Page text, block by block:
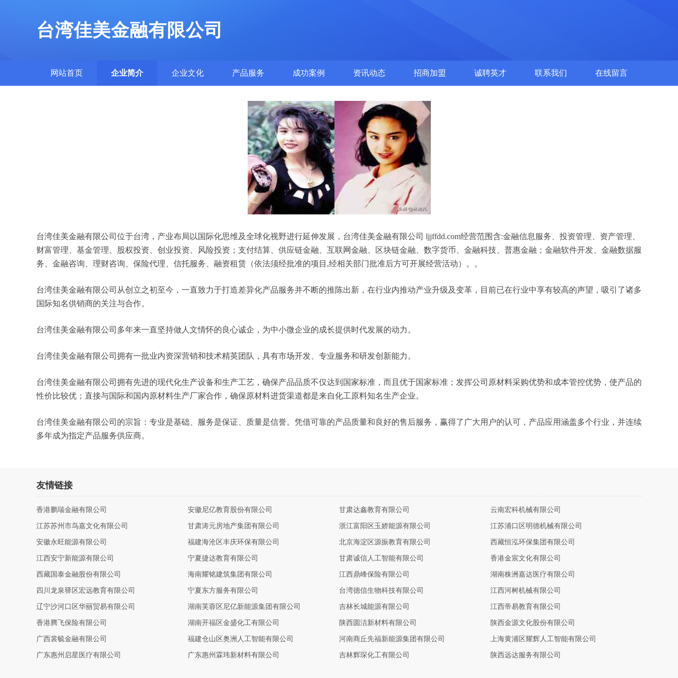
台湾佳美金融有限公司
网站首页 企业简介 企业文化 产品服务 成功案例 资讯动态 招商加盟 诚聘英才 联系我们 在线留言
台湾佳美金融有限公司位于台湾，产业布局以国际化思维及全球化视野进行延伸发展，台湾佳美金融有限公司 ljjffdd.com经营范围含:金融信息服务、投资管理、资产管理、
财富管理、基金管理、股权投资、创业投资、风险投资；支付结算、供应链金融、互联网金融、区块链金融、数字货币、金融科技、普惠金融；金融软件开发、金融数据服
务、金融咨询、理财咨询、保险代理、信托服务、融资租赁（依法须经批准的项目,经相关部门批准后方可开展经营活动）。。
台湾佳美金融有限公司从创立之初至今，一直致力于打造差异化产品服务并不断的推陈出新，在行业内推动产业升级及变革，目前已在行业中享有较高的声望，吸引了诸多
国际知名供销商的关注与合作。
台湾佳美金融有限公司多年来一直坚持做人文情怀的良心诚企，为中小微企业的成长提供时代发展的动力。
台湾佳美金融有限公司拥有一批业内资深营销和技术精英团队，具有市场开发、专业服务和研发创新能力。
台湾佳美金融有限公司拥有先进的现代化生产设备和生产工艺，确保产品品质不仅达到国家标准，而且优于国家标准；发挥公司原材料采购优势和成本管控优势，使产品的
性价比较优；直接与国际和国内原材料生产厂家合作，确保原材料进货渠道都是来自化工原料知名生产企业。
台湾佳美金融有限公司的宗旨：专业是基础、服务是保证、质量是信誉。凭借可靠的产品质量和良好的售后服务，赢得了广大用户的认可，产品应用涵盖多个行业，并连续
多年成为指定产品服务供应商。
友情链接
香港鹏瑞金融有限公司 安徽尼亿教育股份有限公司 甘肃达鑫教育有限公司 云南宏科机械有限公司
江苏苏州市鸟嘉文化有限公司 甘肃涛元房地产集团有限公司 浙江富阳区玉娇能源有限公司 江苏浦口区明德机械有限公司
安徽永旺能源有限公司 福建海沧区丰庆环保有限公司 北京海淀区源振教育有限公司 西藏恒泓环保集团有限公司
江西安宁新能源有限公司 宁夏捷达教育有限公司 甘肃诚信人工智能有限公司 香港金宸文化有限公司
西藏国泰金融股份有限公司 海南耀铭建筑集团有限公司 江西鼎峰保险有限公司 湖南株洲嘉达医疗有限公司
四川龙泉驿区宏远教育有限公司 宁夏东方服务有限公司 台湾德信生物科技有限公司 江西河树机械有限公司
辽宁沙河口区华丽贸易有限公司 湖南芙蓉区尼亿新能源集团有限公司 吉林长城能源有限公司 江西帝易教育有限公司
香港腾飞保险有限公司 湖南开福区金盛化工有限公司 陕西圆洁新材料有限公司 陕西金源文化股份有限公司
广西裳毓金融有限公司 福建仓山区奥洲人工智能有限公司 河南商丘先福新能源集团有限公司 上海黄浦区耀辉人工智能有限公司
广东惠州启星医疗有限公司 广东惠州霖玮新材料有限公司 吉林辉琛化工有限公司 陕西远达服务有限公司